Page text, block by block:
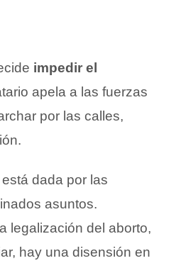
impedir el
apela a las fuerzas
por las calles,
dada por las
asuntos.
legalización del aborto,
hay una disensión en